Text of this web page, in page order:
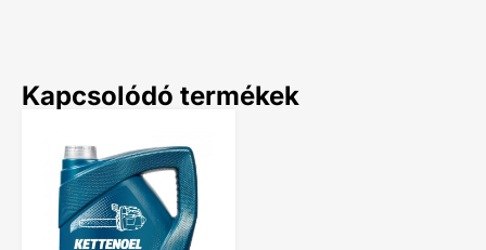
Kapcsolódó termékek